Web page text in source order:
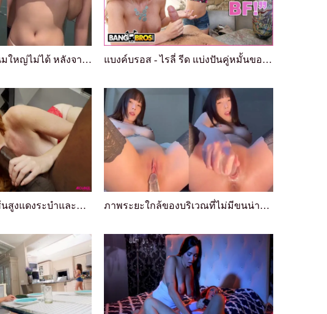
มือแฟนฉันจับเต้านมใหญ่ไม่ได้ หลังจากเล่นกับเต้านม... แบงค์บรอส - ไรลี่ รีด แบ่งปันคู่หมั้นของเธอที่มีอ...
หัวแดงในรองเท้าส้นสูงแดงระบำและชุดชั้นในรับ BBC ใ... ภาพระยะใกล้ของบริเวณที่ไม่มีขนน่าล่อลวง การแทรกปล...